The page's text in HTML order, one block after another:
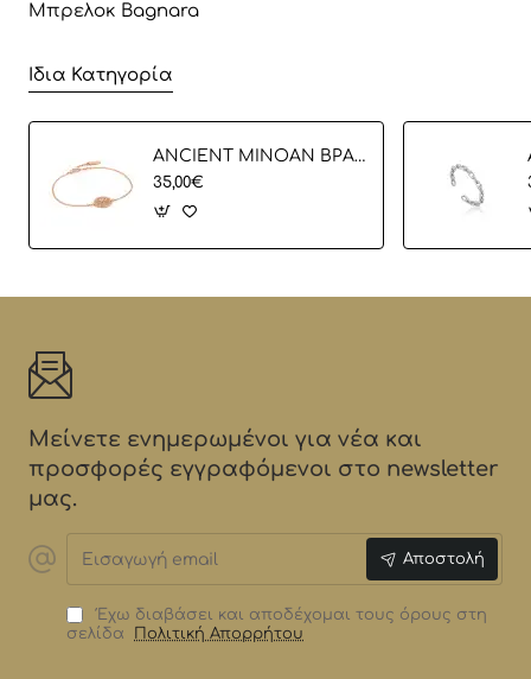
Μπρελοκ Bagnara
Ίδια Κατηγορία
ANCIENT MINOAN ΒΡΑΧΙΟΛΙ
35,00€
Μείνετε ενημερωμένοι για νέα και
προσφορές εγγραφόμενοι στο newsletter
μας.
email
Αποστολή
Έχω διαβάσει και αποδέχομαι τους όρους στη
σελίδα
Πολιτική Απορρήτου